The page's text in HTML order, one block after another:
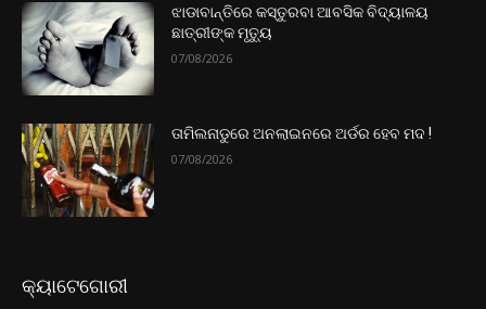
ଝାଡାବାନ୍ତିରେ କସ୍ତୁରବା ଆବସିକ ବିଦ୍ୟାଳୟ
ଛାତ୍ରୀଙ୍କ ମୃତ୍ୟୁ
07/08/2026
ତାମିଲନାଡୁରେ ଅନଲାଇନରେ ଅର୍ଡର ହେବ ମଦ !
07/08/2026
କ୍ୟାଟେଗୋରୀ